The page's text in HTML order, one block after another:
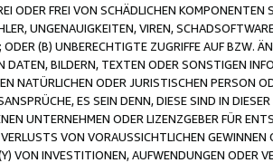
ODER FREI VON SCHÄDLICHEN
UNGENAUIGKEITEN, VIREN,
(B) UNBERECHTIGTE ZUGRIFFE AUF BZW.
DATEN, BILDERN, TEXTEN ODER SONSTIGEN
NATÜRLICHEN ODER JURISTISCHEN PERSON
ES SEIN DENN, DIESE SIND IN
UNTERNEHMEN ODER LIZENZGEBER FÜR
VON VORAUSSICHTLICHEN
VON INVESTITIONEN, AUFWENDUNGEN ODER